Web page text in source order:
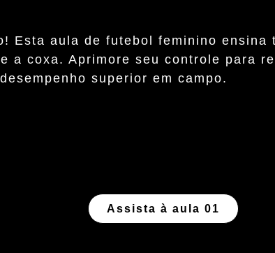
Esta aula de futebol feminino
a coxa. Aprimore seu controle para
superior em campo.
Assista à aula 01